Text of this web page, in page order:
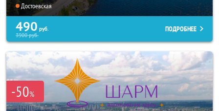
Достоевская
490 руб.
3900руб.
ПОДРОБНЕЕ
-50%